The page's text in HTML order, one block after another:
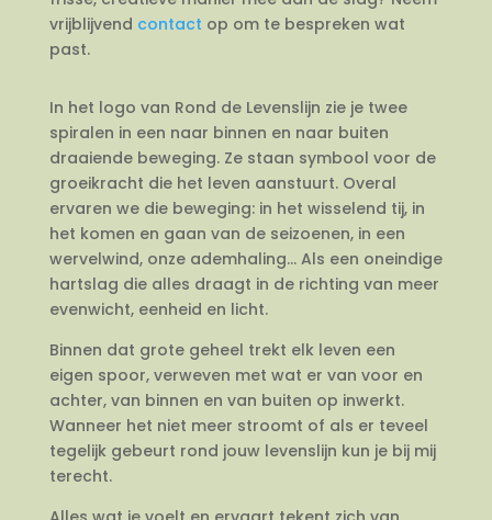
vrijblijvend contact op om te bespreken wat
past.
In het logo van Rond de Levenslijn zie je twee
spiralen in een naar binnen en naar buiten
draaiende beweging. Ze staan symbool voor de
groeikracht die het leven aanstuurt. Overal
ervaren we die beweging: in het wisselend tij, in
het komen en gaan van de seizoenen, in een
wervelwind, onze ademhaling… Als een oneindige
hartslag die alles draagt in de richting van meer
evenwicht, eenheid en licht.
Binnen dat grote geheel trekt elk leven een
eigen spoor, verweven met wat er van voor en
achter, van binnen en van buiten op inwerkt.
Wanneer het niet meer stroomt of als er teveel
tegelijk gebeurt rond jouw levenslijn kun je bij mij
terecht.